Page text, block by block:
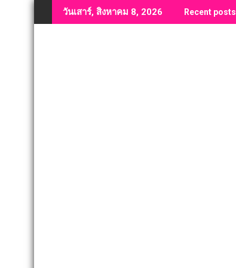
to
วันเสาร์, สิงหาคม 8, 2026 Recent posts